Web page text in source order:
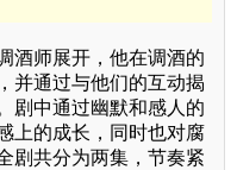
酒师展开，他在调酒的
并通过与他们的互动揭
剧中通过幽默和感人的
上的成长，同时也对腐
剧共分为两集，节奏紧